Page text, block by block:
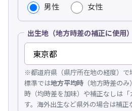
男性
女性
出生地（地方時差の補正に使用）
※都道府県（県庁所在地の経度）で
標準では地方平均時 （地方時差の
時（均時差を加味）や補正なしは
す。海外出生など県外の場合は補正